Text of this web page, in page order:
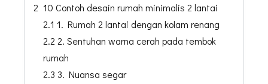
2 10 Contoh desain rumah minimalis 2 lantai
2.1 1. Rumah 2 lantai dengan kolam renang
2.2 2. Sentuhan warna cerah pada tembok
rumah
2.3 3. Nuansa segar